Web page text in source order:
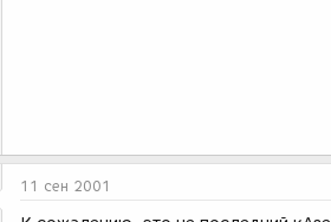
11 сен 2001